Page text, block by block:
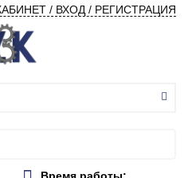
/ ВХОД / РЕГИСТРАЦИЯ
Время работы: